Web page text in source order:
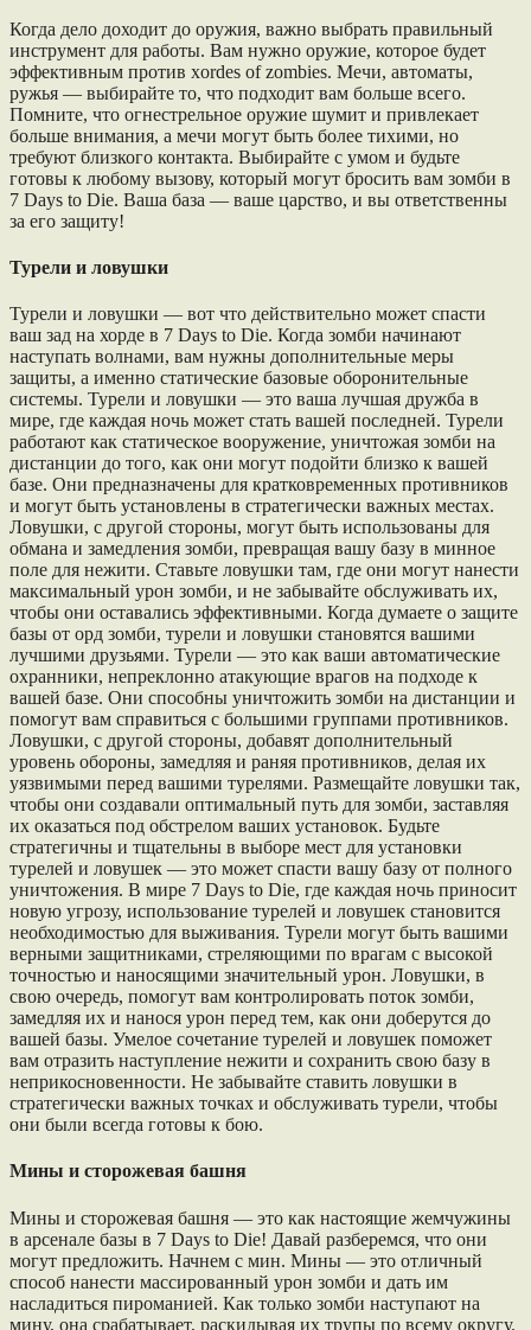
Когда дело доходит до оружия, важно выбрать правильный
инструмент для работы. Вам нужно оружие, которое будет
эффективным против хordes of zombies. Мечи, автоматы,
ружья — выбирайте то, что подходит вам больше всего.
Помните, что огнестрельное оружие шумит и привлекает
больше внимания, а мечи могут быть более тихими, но
требуют близкого контакта. Выбирайте с умом и будьте
готовы к любому вызову, который могут бросить вам зомби в
7 Days to Die. Ваша база — ваше царство, и вы ответственны
за его защиту!
Турели и ловушки
Турели и ловушки — вот что действительно может спасти
ваш зад на хорде в 7 Days to Die. Когда зомби начинают
наступать волнами, вам нужны дополнительные меры
защиты, а именно статические базовые оборонительные
системы. Турели и ловушки — это ваша лучшая дружба в
мире, где каждая ночь может стать вашей последней. Турели
работают как статическое вооружение, уничтожая зомби на
дистанции до того, как они могут подойти близко к вашей
базе. Они предназначены для кратковременных противников
и могут быть установлены в стратегически важных местах.
Ловушки, с другой стороны, могут быть использованы для
обмана и замедления зомби, превращая вашу базу в минное
поле для нежити. Ставьте ловушки там, где они могут нанести
максимальный урон зомби, и не забывайте обслуживать их,
чтобы они оставались эффективными. Когда думаете о защите
базы от орд зомби, турели и ловушки становятся вашими
лучшими друзьями. Турели — это как ваши автоматические
охранники, непреклонно атакующие врагов на подходе к
вашей базе. Они способны уничтожить зомби на дистанции и
помогут вам справиться с большими группами противников.
Ловушки, с другой стороны, добавят дополнительный
уровень обороны, замедляя и раняя противников, делая их
уязвимыми перед вашими турелями. Размещайте ловушки так,
чтобы они создавали оптимальный путь для зомби, заставляя
их оказаться под обстрелом ваших установок. Будьте
стратегичны и тщательны в выборе мест для установки
турелей и ловушек — это может спасти вашу базу от полного
уничтожения. В мире 7 Days to Die, где каждая ночь приносит
новую угрозу, использование турелей и ловушек становится
необходимостью для выживания. Турели могут быть вашими
верными защитниками, стреляющими по врагам с высокой
точностью и наносящими значительный урон. Ловушки, в
свою очередь, помогут вам контролировать поток зомби,
замедляя их и нанося урон перед тем, как они доберутся до
вашей базы. Умелое сочетание турелей и ловушек поможет
вам отразить наступление нежити и сохранить свою базу в
неприкосновенности. Не забывайте ставить ловушки в
стратегически важных точках и обслуживать турели, чтобы
они были всегда готовы к бою.
Мины и сторожевая башня
Мины и сторожевая башня — это как настоящие жемчужины
в арсенале базы в 7 Days to Die! Давай разберемся, что они
могут предложить. Начнем с мин. Мины — это отличный
способ нанести массированный урон зомби и дать им
насладиться пироманией. Как только зомби наступают на
мину, она срабатывает, раскидывая их трупы по всему округу.